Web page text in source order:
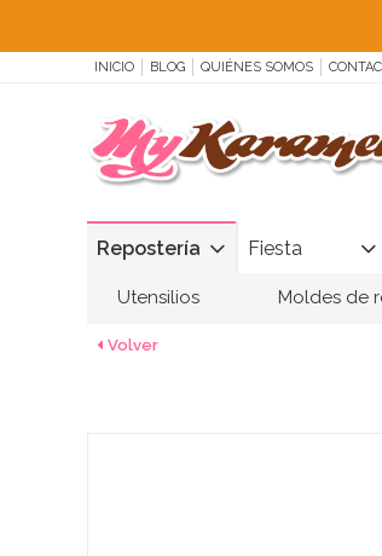
INICIO BLOG QUIÉNES SOMOS
Repostería Fiesta
Utensilios Moldes de
Volver